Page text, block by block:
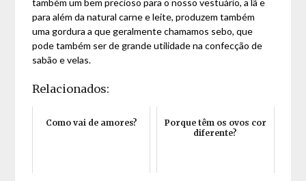
também um bem precioso para o nosso vestuário, a lã e
para além da natural carne e leite, produzem também
uma gordura a que geralmente chamamos sebo, que
pode também ser de grande utilidade na confecção de
sabão e velas.
Relacionados:
Como vai de amores?
Porque têm os ovos cor
diferente?